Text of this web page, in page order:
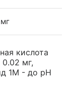
кислота
мг,
1М - до pH